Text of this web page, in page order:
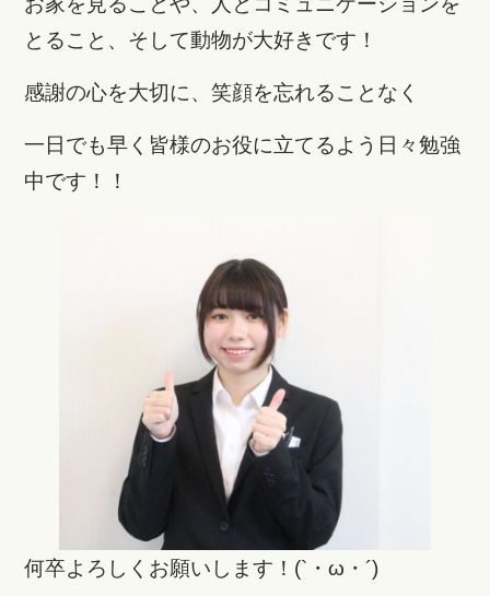
とること、そして動物が大好きです！
感謝の心を大切に、笑顔を忘れることなく
一日でも早く皆様のお役に立てるよう日々勉強
中です！！
何卒よろしくお願いします！(`・ω・´)